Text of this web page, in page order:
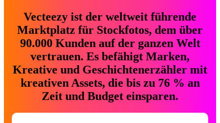
Vecteezy ist der weltweit führende
Marktplatz für Stockfotos, dem über
90.000 Kunden auf der ganzen Welt
vertrauen. Es befähigt Marken,
Kreative und Geschichtenerzähler mit
kreativen Assets, die bis zu 76 % an
Zeit und Budget einsparen.